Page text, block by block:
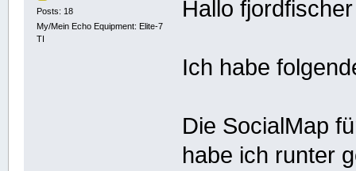
Posts: 18
My/Mein Echo Equipment: Elite-7
TI
Hallo fjordfischer
Ich habe
Die SocialMap
habe ich runter